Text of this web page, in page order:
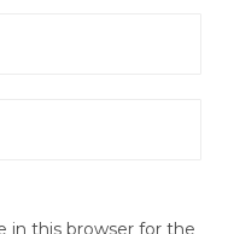
in this browser for the